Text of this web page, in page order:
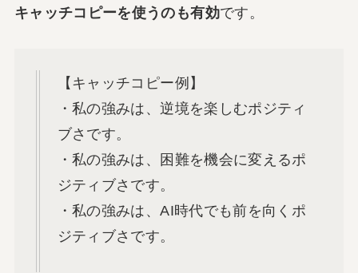
キャッチコピーを使うのも有効です。
【キャッチコピー例】
・私の強みは、逆境を楽しむポジティ
ブさです。
・私の強みは、困難を機会に変えるポ
ジティブさです。
・私の強みは、AI時代でも前を向くポ
ジティブさです。